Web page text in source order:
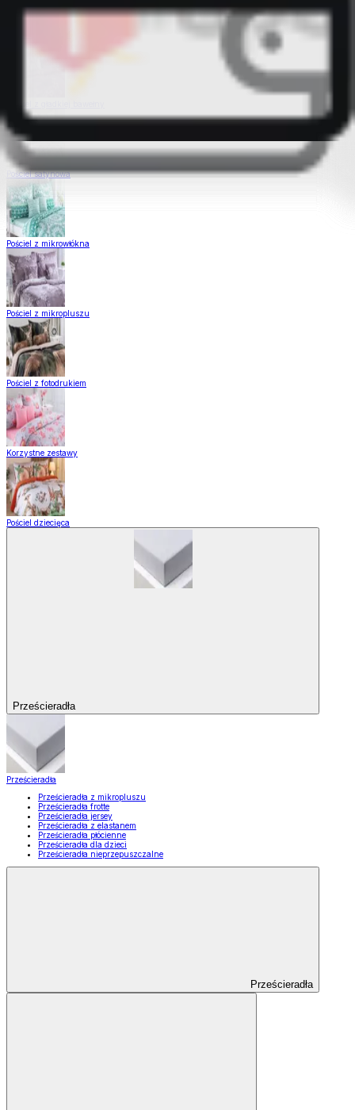
Pościel satynowa
Pościel z mikrowłókna
Pościel z mikropluszu
Pościel z fotodrukiem
Korzystne zestawy
Pościel dziecięca
Prześcieradła
Prześcieradła
Prześcieradła z mikropluszu
Prześcieradła frotte
Prześcieradła jersey
Prześcieradła z elastanem
Prześcieradła płócienne
Prześcieradła dla dzieci
Prześcieradła nieprzepuszczalne
Prześcieradła